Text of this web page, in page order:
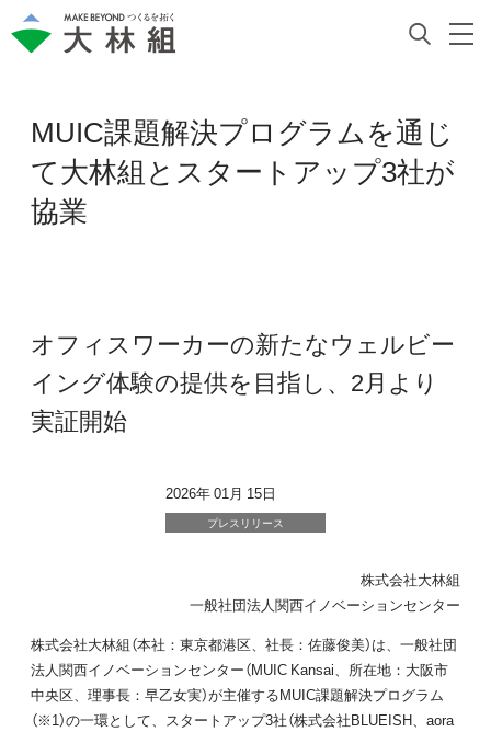
MUIC課題解決プログラムを通じ
て大林組とスタートアップ3社が
協業
オフィスワーカーの新たなウェルビー
イング体験の提供を目指し、2月より
実証開始
2026年 01月 15日
プレスリリース
株式会社大林組
一般社団法人関西イノベーションセンター
株式会社⼤林組（本社：東京都港区、社長：佐藤俊美）は、一般社団
法人関西イノベーションセンター（MUIC Kansai、所在地：大阪市
中央区、理事長：早乙女実）が主催するMUIC課題解決プログラム
（※1）の一環として、スタートアップ3社（株式会社BLUEISH、aora